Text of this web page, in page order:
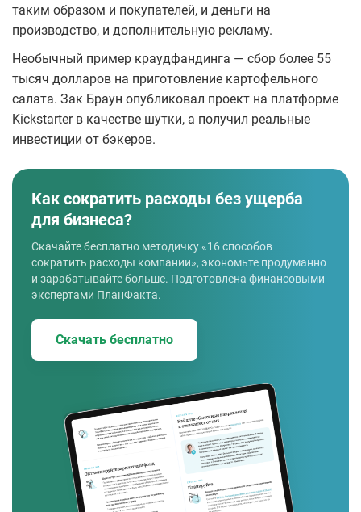
таким образом и покупателей, и деньги на
производство, и дополнительную рекламу.
Необычный пример краудфандинга — сбор более 55
тысяч долларов на приготовление картофельного
салата. Зак Браун опубликовал проект на платформе
Kickstarter в качестве шутки, а получил реальные
инвестиции от бэкеров.
Как сократить расходы без ущерба
для бизнеса?
Скачайте бесплатно методичку «16 способов
сократить расходы компании», экономьте продуманно
и зарабатывайте больше. Подготовлена финансовыми
экспертами ПланФакта.
Скачать бесплатно